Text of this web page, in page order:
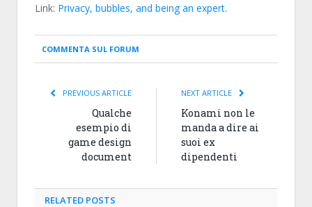
Link: Privacy, bubbles, and being an expert.
COMMENTA SUL FORUM
PREVIOUS ARTICLE
Qualche
esempio di
game design
document
NEXT ARTICLE
Konami non le
manda a dire ai
suoi ex
dipendenti
RELATED POSTS